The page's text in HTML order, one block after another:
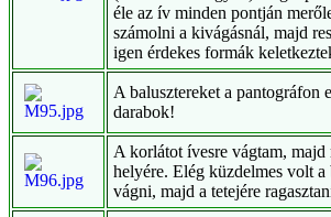
éle az ív minden pontján
számolni a kivágásnál, majd
igen érdekes formák
A balusztereket a pantográfon
darabok!
A korlátot ívesre vágtam,
helyére. Elég küzdelmes volt a
vágni, majd a tetejére